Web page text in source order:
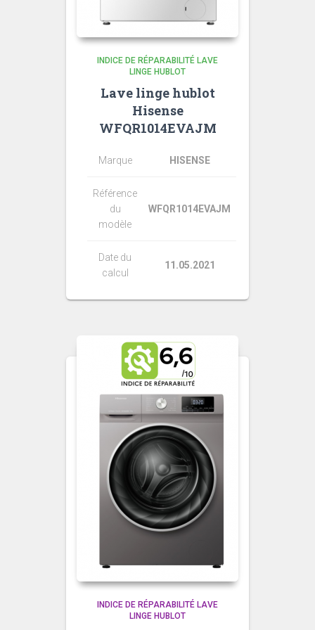
INDICE DE RÉPARABILITÉ LAVE
LINGE HUBLOT
Lave linge hublot
Hisense
WFQR1014EVAJM
Marque HISENSE
Référence
du
modèle
WFQR1014EVAJM
Date du
calcul
11.05.2021
INDICE DE RÉPARABILITÉ LAVE
LINGE HUBLOT